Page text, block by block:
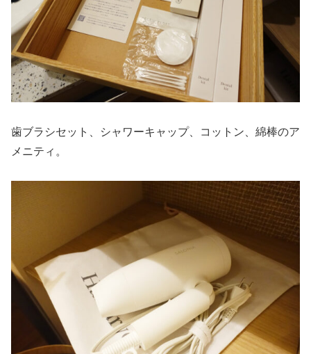
歯ブラシセット、シャワーキャップ、コットン、綿棒のア
メニティ。